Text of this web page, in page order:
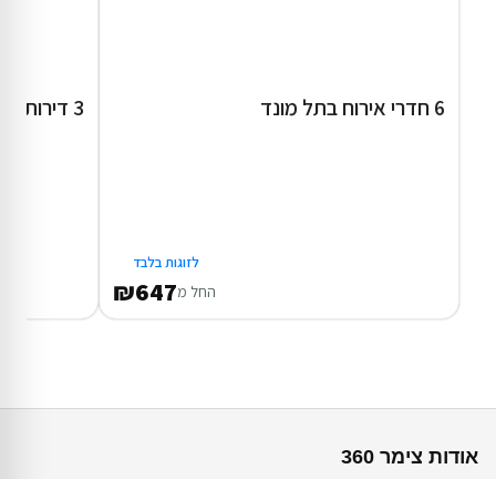
6 חדרי אירוח בתל מונד
לזוגות בלבד
החל מ₪647
3 דירות נופש בנתניה
אודות צימר 360